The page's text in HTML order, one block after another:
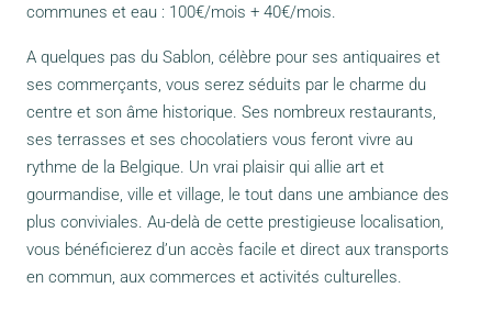
communes et eau : 100€/mois + 40€/mois.
A quelques pas du Sablon, célèbre pour ses antiquaires et
ses commerçants, vous serez séduits par le charme du
centre et son âme historique. Ses nombreux restaurants,
ses terrasses et ses chocolatiers vous feront vivre au
rythme de la Belgique. Un vrai plaisir qui allie art et
gourmandise, ville et village, le tout dans une ambiance des
plus conviviales. Au-delà de cette prestigieuse localisation,
vous bénéficierez d’un accès facile et direct aux transports
en commun, aux commerces et activités culturelles.